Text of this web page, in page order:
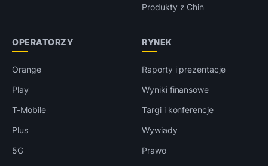
Produkty z Chin
OPERATORZY
Orange
Play
T-Mobile
Plus
5G
RYNEK
Raporty i prezentacje
Wyniki finansowe
Targi i konferencje
Wywiady
Prawo